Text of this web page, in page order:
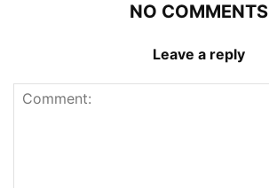
NO COMMENTS
Leave a reply